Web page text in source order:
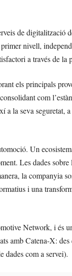
de digitalització
nivell,
a través de la
els principals
com
a la seva seguretat,
Un
Les dades
la companyia
i una
Network, i és
amb Catena-X: des
dades com a servei).